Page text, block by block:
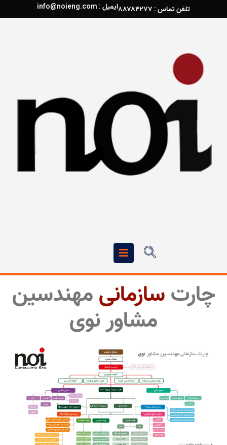
تلفن تماس : ۸۸۷۸۴۲۷۷ ایمیل : info@noieng.com
چارت سازمانی مهندسین
مشاور نوی